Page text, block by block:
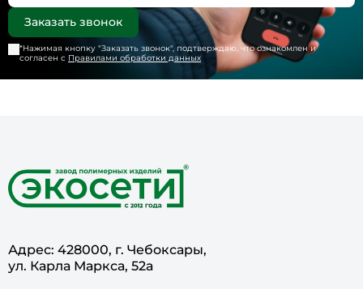
*Нажимая кнопку "Заказать звонок", подтверждаю, что ознакомлен и
согласен с Правилами обработки данных
Адрес: 428000, г. Чебоксары,
ул. Карла Маркса, 52а